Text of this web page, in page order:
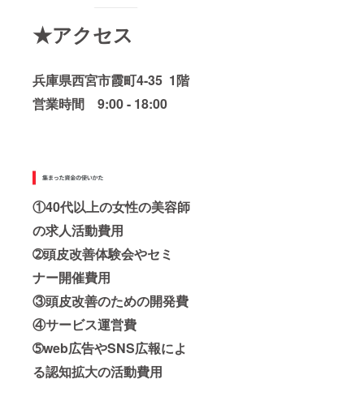
★アクセス
兵庫県西宮市霞町4-35 1階
営業時間 9:00 - 18:00
①40代以上の女性の美容師
の求人活動費用
➁頭皮改善体験会やセミ
ナー開催費用
③頭皮改善のための開発費
④サービス運営費
➄web広告やSNS広報によ
る認知拡大の活動費用